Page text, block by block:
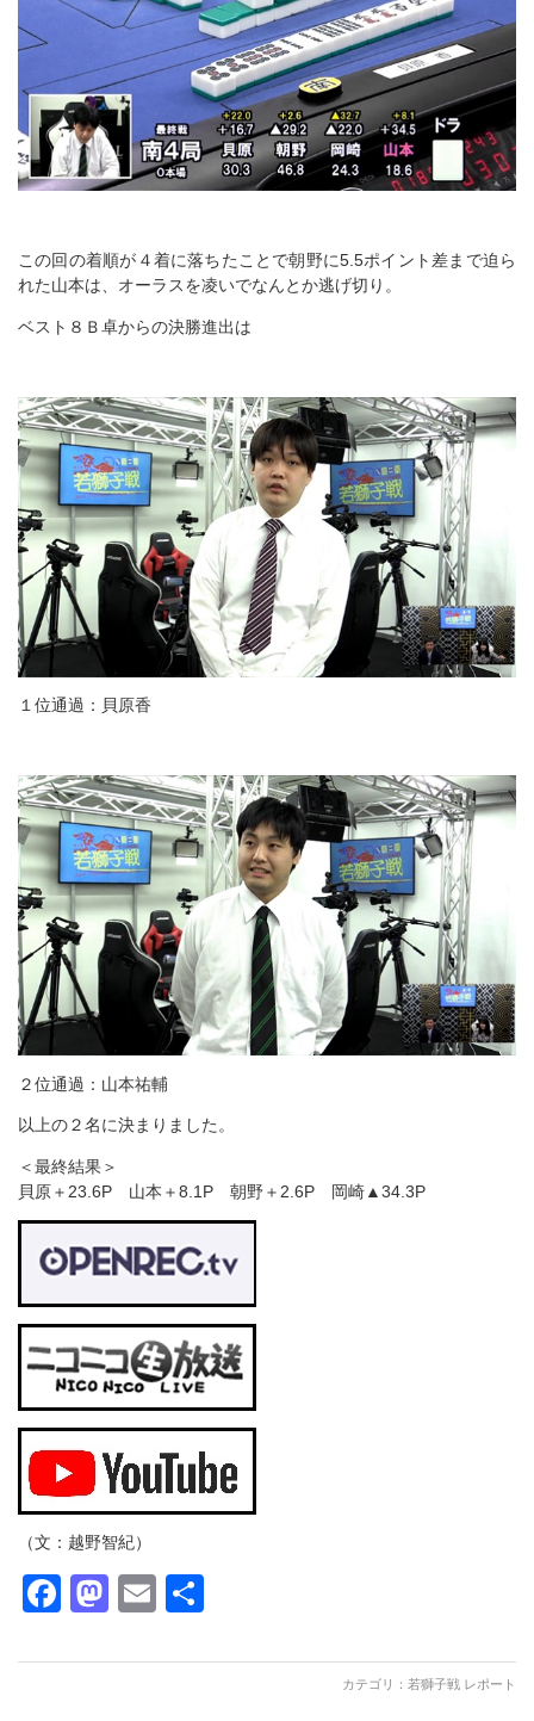
この回の着順が４着に落ちたことで朝野に5.5ポイント差まで迫ら
れた山本は、オーラスを凌いでなんとか逃げ切り。
ベスト８Ｂ卓からの決勝進出は
１位通過：貝原香
２位通過：山本祐輔
以上の２名に決まりました。
＜最終結果＞
貝原＋23.6P 山本＋8.1P 朝野＋2.6P 岡崎▲34.3P
（文：越野智紀）
Facebook
Mastodon
Email
カテゴリ： 若獅子戦 レポート